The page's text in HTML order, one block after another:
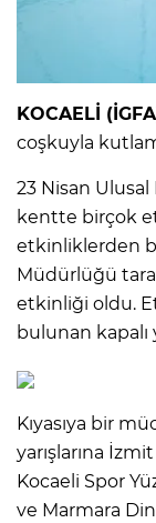
KOCAELİ
coşkuyla
23 Nisan
kentte birçok
etkinliklerden
Müdürlüğü
etkinliği oldu.
bulunan kapalı
Kıyasıya bir
yarışlarına
Kocaeli Spor
ve Marmara